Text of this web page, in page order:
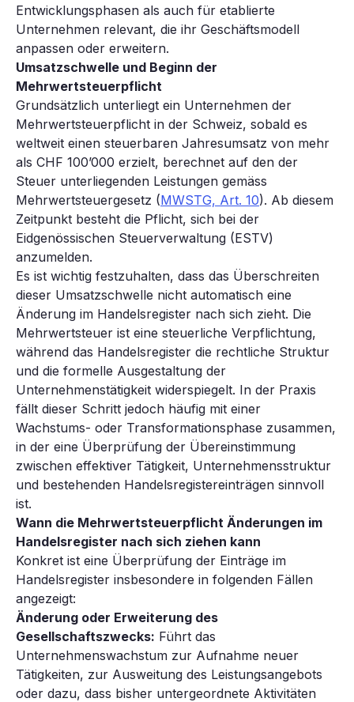
Entwicklungsphasen als auch für etablierte
Unternehmen relevant, die ihr Geschäftsmodell
anpassen oder erweitern.
Umsatzschwelle und Beginn der
Mehrwertsteuerpflicht
Grundsätzlich unterliegt ein Unternehmen der
Mehrwertsteuerpflicht in der Schweiz, sobald es
weltweit einen steuerbaren Jahresumsatz von mehr
als CHF 100’000 erzielt, berechnet auf den der
Steuer unterliegenden Leistungen gemäss
Mehrwertsteuergesetz (MWSTG, Art. 10). Ab diesem
Zeitpunkt besteht die Pflicht, sich bei der
Eidgenössischen Steuerverwaltung (ESTV)
anzumelden.
Es ist wichtig festzuhalten, dass das Überschreiten
dieser Umsatzschwelle nicht automatisch eine
Änderung im Handelsregister nach sich zieht. Die
Mehrwertsteuer ist eine steuerliche Verpflichtung,
während das Handelsregister die rechtliche Struktur
und die formelle Ausgestaltung der
Unternehmenstätigkeit widerspiegelt. In der Praxis
fällt dieser Schritt jedoch häufig mit einer
Wachstums- oder Transformationsphase zusammen,
in der eine Überprüfung der Übereinstimmung
zwischen effektiver Tätigkeit, Unternehmensstruktur
und bestehenden Handelsregistereinträgen sinnvoll
ist.
Wann die Mehrwertsteuerpflicht Änderungen im
Handelsregister nach sich ziehen kann
Konkret ist eine Überprüfung der Einträge im
Handelsregister insbesondere in folgenden Fällen
angezeigt:
Änderung oder Erweiterung des
Gesellschaftszwecks: Führt das
Unternehmenswachstum zur Aufnahme neuer
Tätigkeiten, zur Ausweitung des Leistungsangebots
oder dazu, dass bisher untergeordnete Aktivitäten